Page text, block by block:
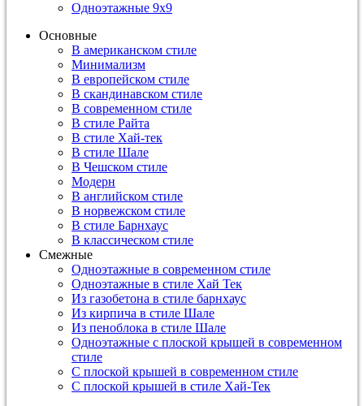
Одноэтажные 9х9
Основные
В американском стиле
Минимализм
В европейском стиле
В скандинавском стиле
В современном стиле
В стиле Райта
В стиле Хай-тек
В стиле Шале
В Чешском стиле
Модерн
В английском стиле
В норвежском стиле
В стиле Барнхаус
В классическом стиле
Смежные
Одноэтажные в современном стиле
Одноэтажные в стиле Хай Тек
Из газобетона в стиле барнхаус
Из кирпича в стиле Шале
Из пеноблока в стиле Шале
Одноэтажные с плоской крышей в современном
стиле
С плоской крышей в современном стиле
С плоской крышей в стиле Хай-Тек